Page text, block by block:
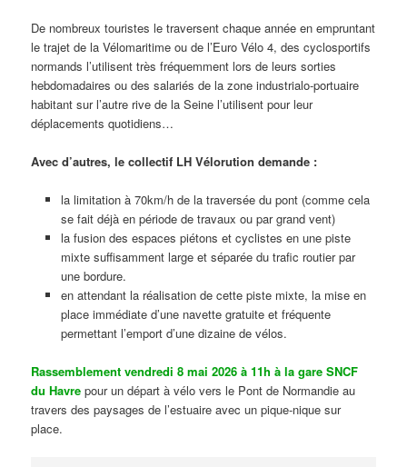
De nombreux touristes le traversent chaque année en empruntant
le trajet de la Vélomaritime ou de l’Euro Vélo 4, des cyclosportifs
normands l’utilisent très fréquemment lors de leurs sorties
hebdomadaires ou des salariés de la zone industrialo-portuaire
habitant sur l’autre rive de la Seine l’utilisent pour leur
déplacements quotidiens…
Avec d’autres, le collectif LH Vélorution demande :
la limitation à 70km/h de la traversée du pont (comme cela
se fait déjà en période de travaux ou par grand vent)
la fusion des espaces piétons et cyclistes en une piste
mixte suffisamment large et séparée du trafic routier par
une bordure.
en attendant la réalisation de cette piste mixte, la mise en
place immédiate d’une navette gratuite et fréquente
permettant l’emport d’une dizaine de vélos.
Rassemblement vendredi 8 mai 2026 à 11h à la gare SNCF
du Havre pour un départ à vélo vers le Pont de Normandie au
travers des paysages de l’estuaire avec un pique-nique sur
place.